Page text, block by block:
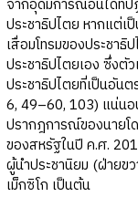
จากอุดมการณ์อื่นใดที่
ประชาธิปไตย หากแต่เ
เสื่อมโทรมของประชาธิ
ประชาธิปไตยเอง ซึ่งตั
ประชาธิปไตยที่เป็นอัน
6, 49–60, 103) แน่นอ
ปรากฎการณ์ของนายโ
ของสหรัฐในปี ค.ศ.
ผู้นำประชานิยม (ฝ่ายข
เม็กซิโก เป็นต้น